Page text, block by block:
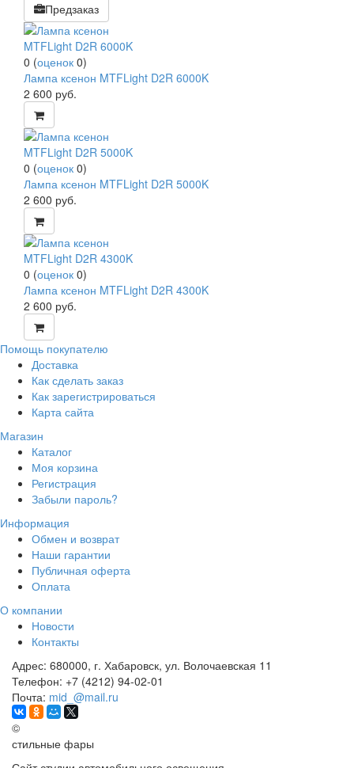
Предзаказ
0 (оценок 0)
Лампа ксенон MTFLight D2R 6000K
2 600 руб.
0 (оценок 0)
Лампа ксенон MTFLight D2R 5000K
2 600 руб.
0 (оценок 0)
Лампа ксенон MTFLight D2R 4300K
2 600 руб.
Помощь покупателю
Доставка
Как сделать заказ
Как зарегистрироваться
Карта сайта
Магазин
Каталог
Моя корзина
Регистрация
Забыли пароль?
Информация
Обмен и возврат
Наши гарантии
Публичная оферта
Оплата
О компании
Новости
Контакты
Адрес: 680000, г. Хабаровск, ул. Волочаевская 11
Телефон: +7 (4212) 94-02-01
Почта: mid_@mail.ru
©
стильные фары